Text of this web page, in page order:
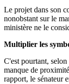
Le projet dans son
nonobstant sur le
ministère ne le
Multiplier les
C'est pourtant,
manque de
rapport, le sénateur